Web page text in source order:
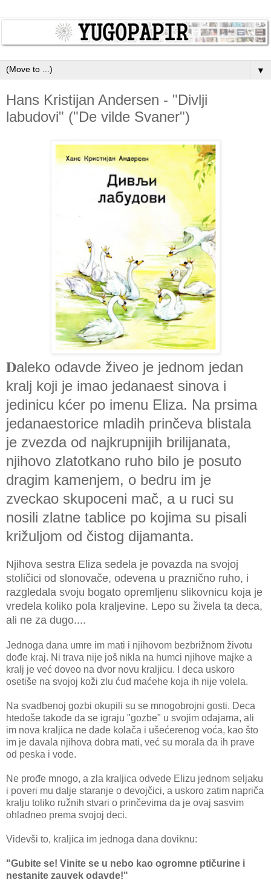
▼
Hans Kristijan Andersen - "Divlji
labudovi" ("De vilde Svaner")
Daleko odavde živeo je jednom jedan
kralj koji je imao jedanaest sinova i
jedinicu kćer po imenu Eliza. Na prsima
jedanaestorice mladih prinčeva blistala
je zvezda od najkrupnijih brilijanata,
njihovo zlatotkano ruho bilo je posuto
dragim kamenjem, o bedru im je
zveckao skupoceni mač, a u ruci su
nosili zlatne tablice po kojima su pisali
križuljom od čistog dijamanta.
Njihova sestra Eliza sedela je povazda na svojoj
stoličici od slonovače, odevena u praznično ruho, i
razgledala svoju bogato opremljenu slikovnicu koja je
vredela koliko pola kraljevine. Lepo su živela ta deca,
ali ne za dugo....
Jednoga dana umre im mati i njihovom bezbrižnom životu
dođe kraj. Ni trava nije još nikla na humci njihove majke a
kralj je već doveo na dvor novu kraljicu. I deca uskoro
osetiše na svojoj koži zlu ćud maćehe koja ih nije volela.
Na svadbenoj gozbi okupili su se mnogobrojni gosti. Deca
htedoše takođe da se igraju "gozbe" u svojim odajama, ali
im nova kraljica ne dade kolača i ušećerenog voća, kao što
im je davala njihova dobra mati, već su morala da ih prave
od peska i vode.
Ne prođe mnogo, a zla kraljica odvede Elizu jednom seljaku
i poveri mu dalje staranje o devojčici, a uskoro zatim napriča
kralju toliko ružnih stvari o prinčevima da je ovaj sasvim
ohladneo prema svojoj deci.
Videvši to, kraljica im jednoga dana doviknu:
"Gubite se! Vinite se u nebo kao ogromne ptičurine i
nestanite zauvek odavde!"